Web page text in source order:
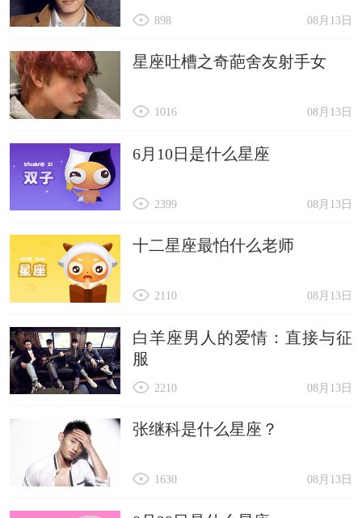
08月13日
898
星座吐槽之奇葩舍友射手女
08月13日
1016
6月10日是什么星座
08月13日
2399
十二星座最怕什么老师
08月13日
2110
白羊座男人的爱情：直接与征
服
08月13日
2210
张继科是什么星座？
08月13日
1630